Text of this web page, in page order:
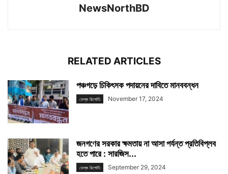
NewsNorthBD
RELATED ARTICLES
পঞ্চগড়ে চিকিৎসক পদায়নের দাবিতে মানববন্ধন
ডেস্ক রিপোর্টঃ November 17, 2024
জনগণের সরকার ক্ষমতায় না আসা পর্যন্ত প্রতিবিপ্লব
হতে পারে : সারজিস...
ডেস্ক রিপোর্টঃ September 29, 2024